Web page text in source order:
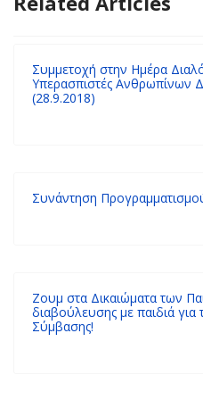
Συμμετοχή στην Ημέρα
Υπερασπιστές Ανθρωπίνων
(28.9.2018)
Συνάντηση
Ζουμ στα Δικαιώματα των
διαβούλευσης με παιδιά
Σύμβασης!